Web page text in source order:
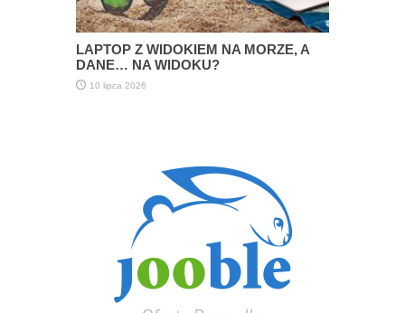
LAPTOP Z WIDOKIEM NA MORZE, A
DANE… NA WIDOKU?
10 lipca 2026